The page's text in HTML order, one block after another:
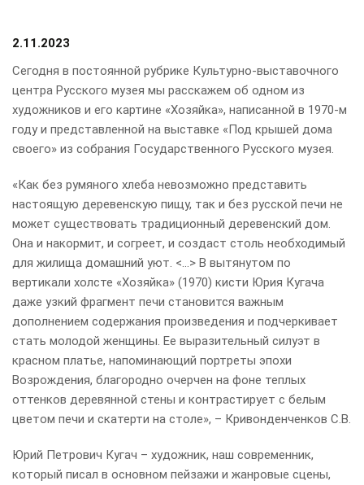
2.11.2023
Сегодня в постоянной рубрике Культурно-выставочного
центра Русского музея мы расскажем об одном из
художников и его картине «Хозяйка», написанной в 1970-м
году и представленной на выставке «Под крышей дома
своего» из собрания Государственного Русского музея.
«Как без румяного хлеба невозможно представить
настоящую деревенскую пищу, так и без русской печи не
может существовать традиционный деревенский дом.
Она и накормит, и согреет, и создаст столь необходимый
для жилища домашний уют. <...> В вытянутом по
вертикали холсте «Хозяйка» (1970) кисти Юрия Кугача
даже узкий фрагмент печи становится важным
дополнением содержания произведения и подчеркивает
стать молодой женщины. Ее выразительный силуэт в
красном платье, напоминающий портреты эпохи
Возрождения, благородно очерчен на фоне теплых
оттенков деревянной стены и контрастирует с белым
цветом печи и скатерти на столе», – Кривонденченков С.В.
Юрий Петрович Кугач – художник, наш современник,
который писал в основном пейзажи и жанровые сцены,